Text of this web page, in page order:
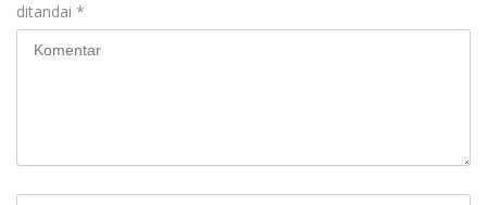
ditandai *